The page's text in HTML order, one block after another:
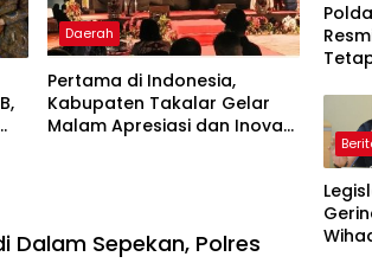
Daerah
Pertama di Indonesia,
Kabupaten Takalar Gelar
Malam Apresiasi dan Inovasi
Dalam Sepekan, Polres
Ton
Di